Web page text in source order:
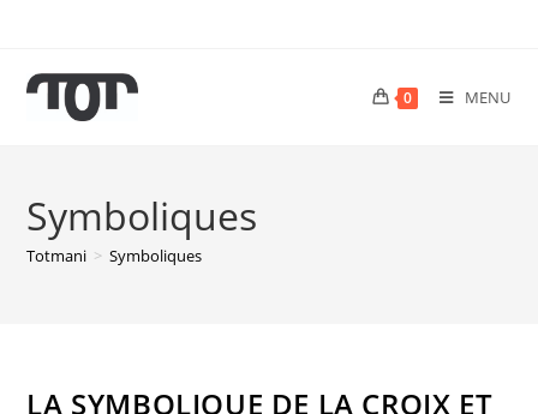
0 MENU
Symboliques
Totmani > Symboliques
LA SYMBOLIQUE DE LA CROIX ET